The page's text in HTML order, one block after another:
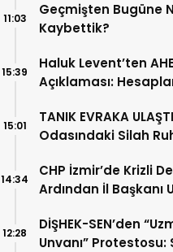
Desteği
Geçmişten Bugüne
Kaybettik?
11:03
Haluk Levent’ten
Açıklaması:
15:39
TANIK EVRAKA
Odasındaki Silah
15:01
CHP İzmir’de Krizli
Ardından İl Başkanı
14:34
DİŞHEK-SEN’den
Unvanı” Protestosu:
12:28